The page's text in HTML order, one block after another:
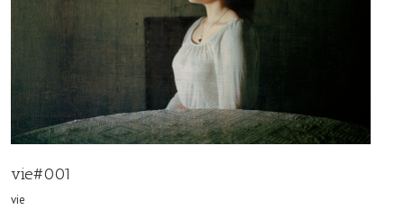
vie#001
vie